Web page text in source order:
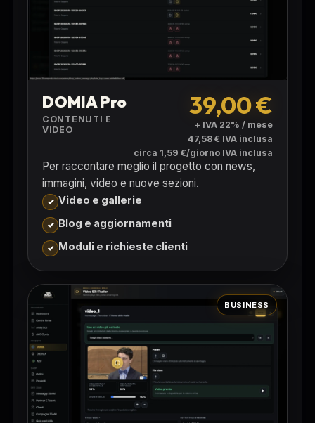
DOMIA Pro
CONTENUTI E
VIDEO
39,00 €
+ IVA 22% / mese
47,58 € IVA inclusa
circa 1,59 €/giorno IVA inclusa
Per raccontare meglio il progetto con news,
immagini, video e nuove sezioni.
Video e gallerie
Blog e aggiornamenti
Moduli e richieste clienti
BUSINESS